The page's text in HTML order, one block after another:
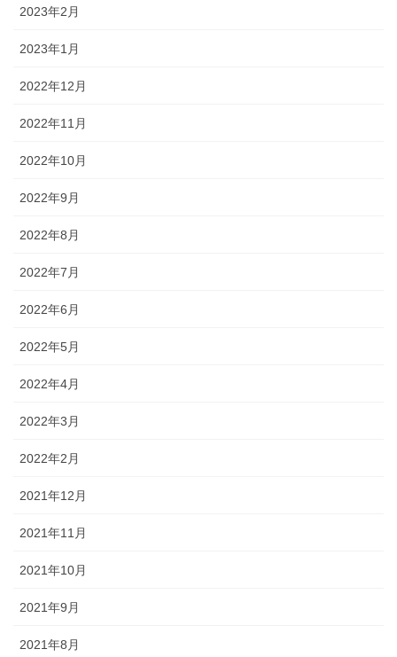
2023年2月
2023年1月
2022年12月
2022年11月
2022年10月
2022年9月
2022年8月
2022年7月
2022年6月
2022年5月
2022年4月
2022年3月
2022年2月
2021年12月
2021年11月
2021年10月
2021年9月
2021年8月